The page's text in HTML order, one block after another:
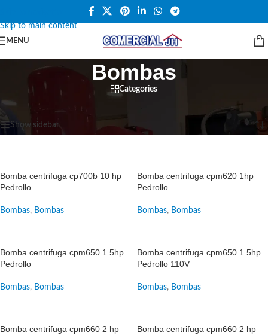
Skip to main content
MENU
Bombas
Categories
Inicio
Show sidebar
Bomba centrifuga cp700b 10 hp
Pedrollo
Bombas, Bombas
Bomba centrifuga cpm620 1hp
Pedrollo
Bombas, Bombas
Bomba centrifuga cpm650 1.5hp
Pedrollo
Bombas, Bombas
Bomba centrifuga cpm650 1.5hp
Pedrollo 110V
Bombas, Bombas
Bomba centrifuga cpm660 2 hp
Bomba centrifuga cpm660 2 hp